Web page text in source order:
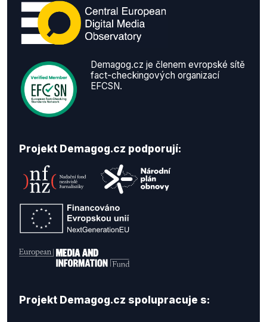
Demagog.cz je členem evropské sítě
fact-checkingových organizací
EFCSN.
Projekt Demagog.cz podporují:
Projekt Demagog.cz spolupracuje s: